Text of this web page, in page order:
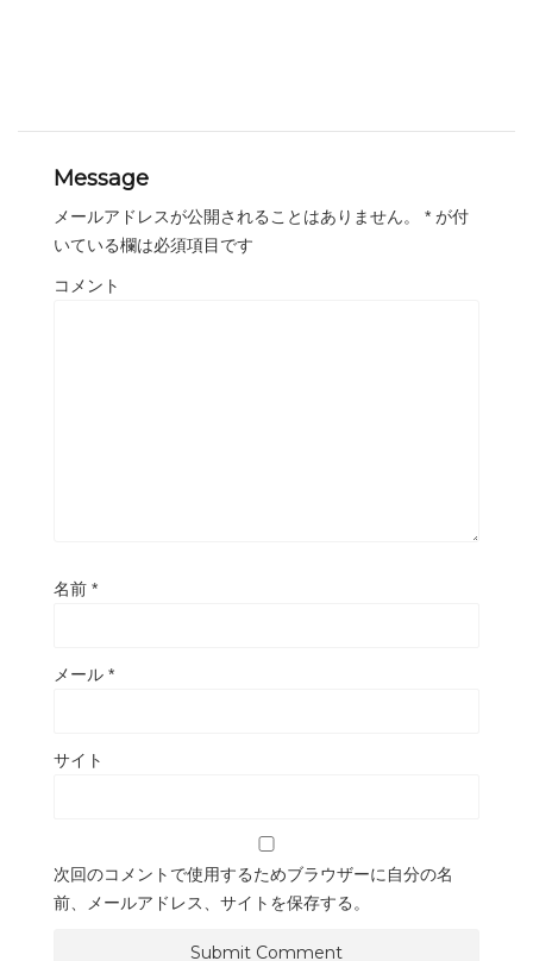
Message
メールアドレスが公開されることはありません。 * が付
いている欄は必須項目です
コメント
名前 *
メール *
サイト
次回のコメントで使用するためブラウザーに自分の名
前、メールアドレス、サイトを保存する。